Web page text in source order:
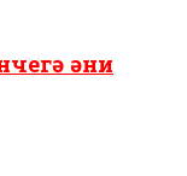
әни